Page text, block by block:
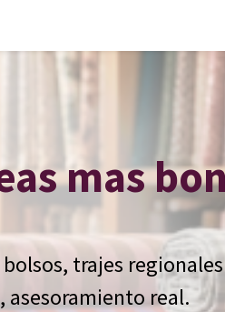
mas
trajes
asesoramiento real.